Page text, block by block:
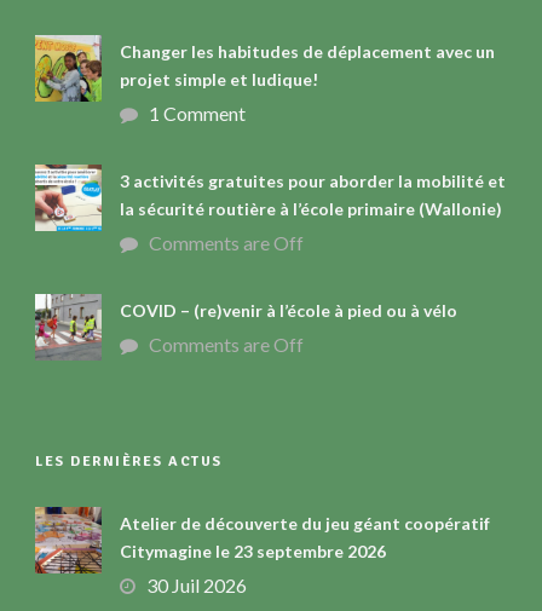
Changer les habitudes de déplacement avec un
projet simple et ludique!
1 Comment
3 activités gratuites pour aborder la mobilité et
la sécurité routière à l’école primaire (Wallonie)
Comments are Off
COVID – (re)venir à l’école à pied ou à vélo
Comments are Off
LES DERNIÈRES ACTUS
Atelier de découverte du jeu géant coopératif
Citymagine le 23 septembre 2026
30 Juil 2026